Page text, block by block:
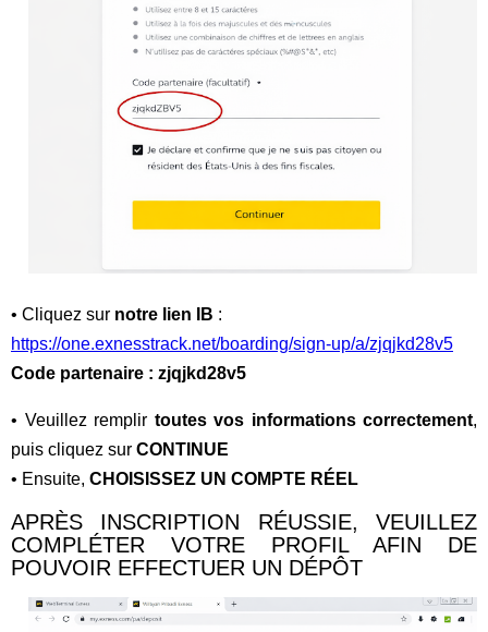
• Cliquez sur notre lien IB :
https://one.exnesstrack.net/boarding/sign-up/a/zjqjkd28v5
Code partenaire : zjqjkd28v5
• Veuillez remplir toutes vos informations correctement,
puis cliquez sur CONTINUE
• Ensuite, CHOISISSEZ UN COMPTE RÉEL
APRÈS INSCRIPTION RÉUSSIE, VEUILLEZ
COMPLÉTER VOTRE PROFIL AFIN DE
POUVOIR EFFECTUER UN DÉPÔT